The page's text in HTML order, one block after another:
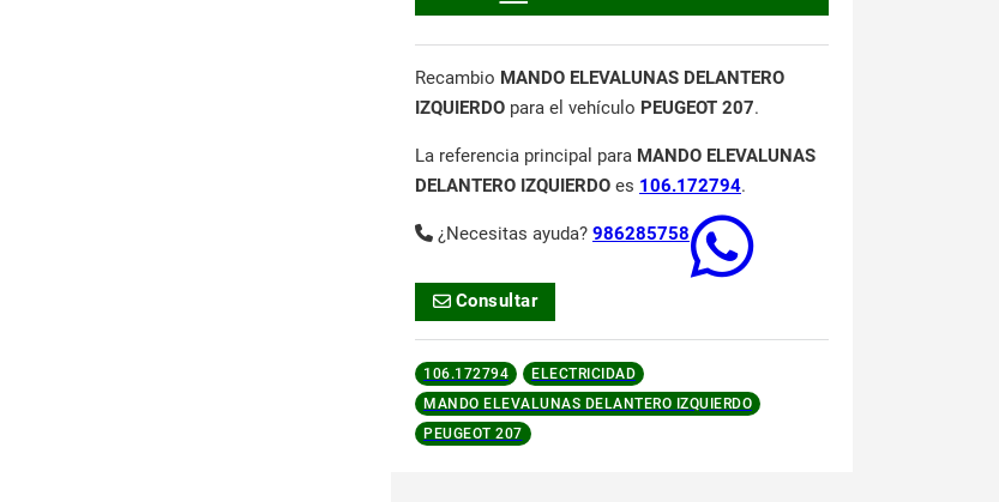
Recambio MANDO ELEVALUNAS DELANTERO
IZQUIERDO para el vehículo PEUGEOT 207.
La referencia principal para MANDO ELEVALUNAS
DELANTERO IZQUIERDO es 106.172794.
¿Necesitas ayuda? 986285758
Consultar
106.172794
ELECTRICIDAD
MANDO ELEVALUNAS DELANTERO IZQUIERDO
PEUGEOT 207